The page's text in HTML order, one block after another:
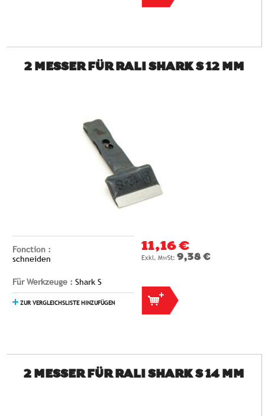
2 MESSER FÜR RALI SHARK S 12 MM
Fonction :
schneiden
Für Werkzeuge : Shark S
ZUR VERGLEICHSLISTE HINZUFÜGEN
11,16 €
9,38 €
2 MESSER FÜR RALI SHARK S 14 MM